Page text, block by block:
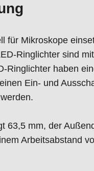
für Mikroskope
Ringlichter sind
Ringlichter haben
Ein- und
63,5 mm, der
Arbeitsabstand